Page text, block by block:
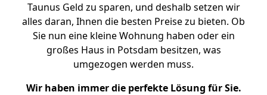
Taunus Geld zu sparen, und deshalb setzen wir
alles daran, Ihnen die besten Preise zu bieten. Ob
Sie nun eine kleine Wohnung haben oder ein
großes Haus in Potsdam besitzen, was
umgezogen werden muss.
Wir haben immer die perfekte Lösung für Sie.